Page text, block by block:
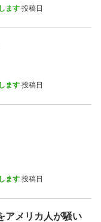
ます 投稿日
ます 投稿日
ます 投稿日
アメリカ人が騒い